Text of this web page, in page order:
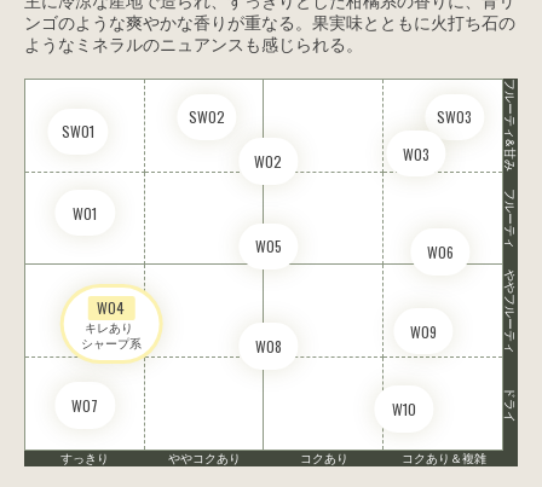
ンゴのような爽やかな香りが重なる。果実味とともに火打ち石の
ようなミネラルのニュアンスも感じられる。
SW01
SW02 SW03
W01
W02 W03
W04
キレあり
シャープ系
W05 W06
W07
W08
W09
W10
フルーティ&甘み
フルーティ
ややフルーティ
ドライ
すっきり ややコクあり コクあり コクあり＆複雑